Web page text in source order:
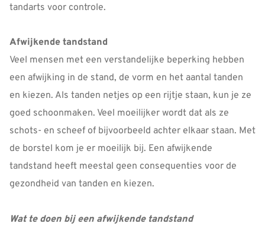
tandarts voor controle.
Afwijkende tandstand
Veel mensen met een verstandelijke beperking hebben
een afwijking in de stand, de vorm en het aantal tanden
en kiezen. Als tanden netjes op een rijtje staan, kun je ze
goed schoonmaken. Veel moeilijker wordt dat als ze
schots- en scheef of bijvoorbeeld achter elkaar staan. Met
de borstel kom je er moeilijk bij. Een afwijkende
tandstand heeft meestal geen consequenties voor de
gezondheid van tanden en kiezen.
Wat te doen bij een afwijkende tandstand